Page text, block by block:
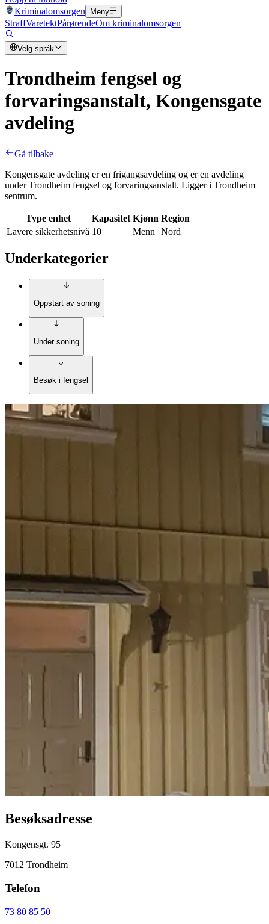
Kriminalomsorgen
Meny
StraffVaretektPårørendeOm kriminalomsorgen
Velg språk
Trondheim fengsel og
forvaringsanstalt, Kongensgate
avdeling
Gå tilbake
Kongensgate avdeling er en frigangsavdeling og er en avdeling
under Trondheim fengsel og forvaringsanstalt. Ligger i Trondheim
sentrum.
Type enhet Kapasitet Kjønn Region
Lavere sikkerhetsnivå 10 Menn Nord
Underkategorier
Oppstart av soning
Under soning
Besøk i fengsel
Besøksadresse
Kongensgt. 95
7012 Trondheim
Telefon
73 80 85 50